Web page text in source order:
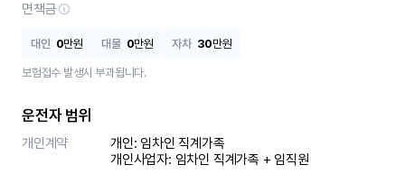
면책금
대인 0만원 대물 0만원 자차 30만원
보험접수 발생시 부과됩니다.
운전자 범위
개인계약
개인: 임차인 직계가족
개인사업자: 임차인 직계가족 + 임직원